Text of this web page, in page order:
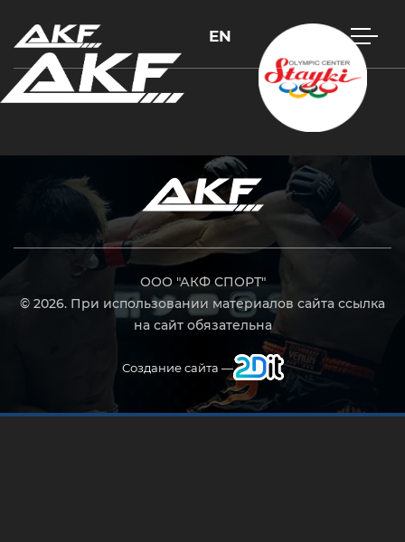
EN
ООО "АКФ СПОРТ"
© 2026. При использовании материалов сайта ссылка
на сайт обязательна
Создание сайта —
Нажмите Enter для поиска или Esc, чтобы закрыть